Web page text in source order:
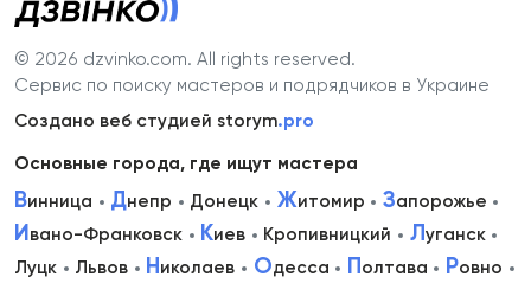
© 2026 dzvinko.com. All rights reserved.
Сервис по поиску мастеров и подрядчиков в Украине
Создано веб студией storym.pro
Основные города, где ищут мастера
Винница Днепр Донецк Житомир Запорожье
Ивано-Франковск Киев Кропивницкий Луганск
Луцк
Львов Николаев Одесса Полтава Ровно